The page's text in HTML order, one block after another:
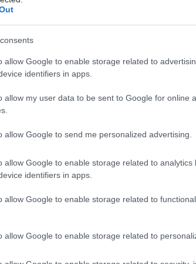
allow Google to enable storage related to
identifiers in apps.
allow my user data to be sent to Google for online
allow Google to send me personalized advertising.
allow Google to enable storage related to analytics
identifiers in apps.
allow Google to enable storage related to
allow Google to enable storage related to
σε ποσοστό 7-12% και αποτελεί την κύρια
ασθενών, είναι επώδυνες πληγές στα
ποιότητα ζωή τους.
δεν υπάρχει οριστική θεραπεία για το
για τη νόσο, υπάρχει ελπίδα για την
ανάπτυξη καλύτερης φαρμακευτικής
του Σκληροδέρματος.
των ασθενών με Σκληρόδερμα και